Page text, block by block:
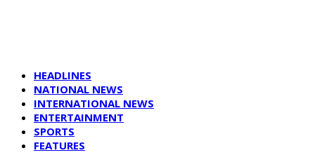
HEADLINES
NATIONAL NEWS
INTERNATIONAL NEWS
ENTERTAINMENT
SPORTS
FEATURES